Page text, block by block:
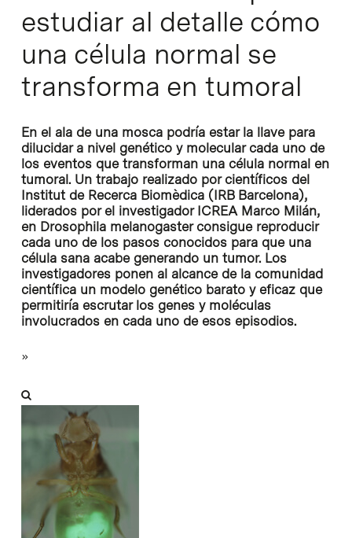
estudiar al detalle cómo
una célula normal se
transforma en tumoral
En el ala de una mosca podría estar la llave para
dilucidar a nivel genético y molecular cada uno de
los eventos que transforman una célula normal en
tumoral. Un trabajo realizado por científicos del
Institut de Recerca Biomèdica (IRB Barcelona),
liderados por el investigador ICREA Marco Milán,
en Drosophila melanogaster consigue reproducir
cada uno de los pasos conocidos para que una
célula sana acabe generando un tumor. Los
investigadores ponen al alcance de la comunidad
científica un modelo genético barato y eficaz que
permitiría escrutar los genes y moléculas
involucrados en cada uno de esos episodios.
»